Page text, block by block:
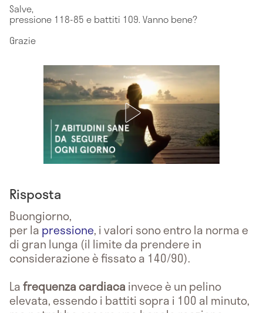
Salve,
pressione 118-85 e battiti 109. Vanno bene?
Grazie
Risposta
Buongiorno,
per la pressione, i valori sono entro la norma e
di gran lunga (il limite da prendere in
considerazione è fissato a 140/90).
Lafrequenza cardiaca invece è un pelino
elevata, essendo i battiti sopra i 100 al minuto,